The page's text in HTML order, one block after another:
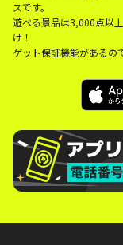
スです。
遊べる景品は3,000点以
け！
ゲット保証機能があるの